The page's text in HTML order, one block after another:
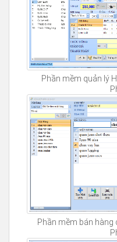
Phần mềm quản lý
Phần mềm bán